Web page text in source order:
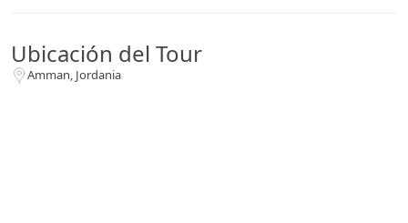
Ubicación del Tour
Amman, Jordania